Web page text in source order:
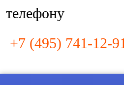
телефону
+7 (495) 741-12-91